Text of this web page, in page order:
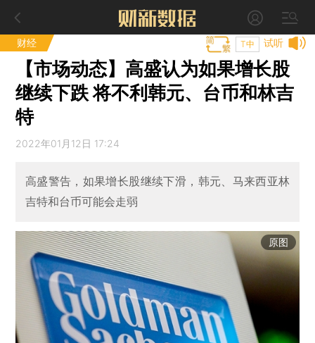
财经 试听
T中
【市场动态】高盛认为如果增长股
继续下跌 将不利韩元、台币和林吉
特
2022年01月12日 17:24
高盛警告，如果增长股继续下滑，韩元、马来西亚林
吉特和台币可能会走弱
原图